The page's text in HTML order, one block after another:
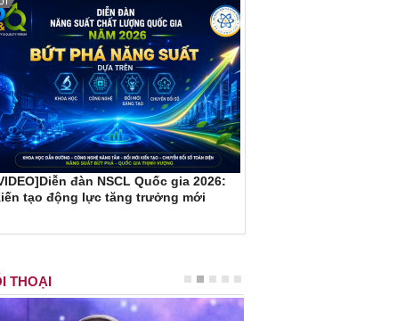
đàn NSCL Quốc gia 2026:
tạo động lực tăng trưởng mới
THOẠI